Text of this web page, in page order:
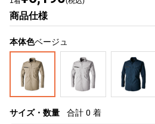
商品仕様
本体色ベージュ
サイズ・数量 合計 0 着